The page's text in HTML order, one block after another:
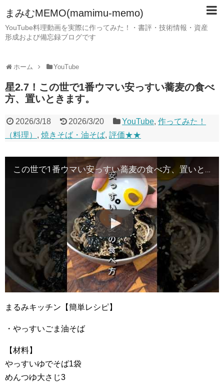
まみむMEMO(mamimu-memo)
YouTube料理動画を実際に作ってみた！・書評・技術情報・資産
形成および備忘録ブログです
ホーム YouTube
星2.7！この世で1番ウマい安っすい蕎麦の食べ
方、置いときます。
2026/3/18 2026/3/20 YouTube,作ってみた！
（料理） , 焼きそば・油そば, 評価★★
この世で1番ウマい安っすい蕎麦の食べ方、置いときます。
まるみキッチン【簡単レシピ】
・やっすいごま油そば
【材料】
やっすいゆでそば1袋
めんつゆ大さじ3